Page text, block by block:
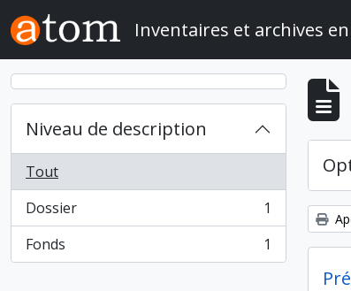
Skip to main content
Inventaires et archives
Niveau de description
Tout
Dossier
, 1 résultats
1
Fonds
, 1 résultats 1